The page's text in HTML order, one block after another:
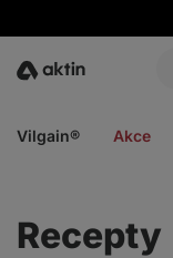
Aktin
Vilgain® Akce
Recepty